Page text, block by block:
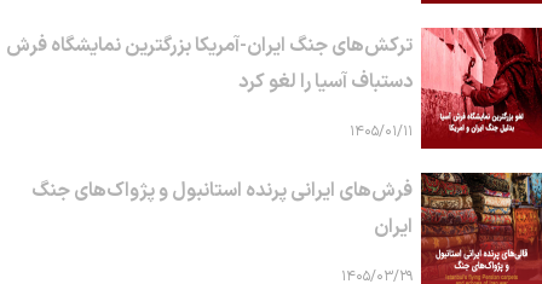
ترکش‌های جنگ ایران-آمریکا بزرگترین نمایشگاه فرش
دستباف آسیا را لغو کرد
۱۴۰۵/۰۱/۱۱
فرش‌های ایرانی پرنده استانبول و پژواک‌های جنگ
ایران
۱۴۰۵/۰۳/۲۹